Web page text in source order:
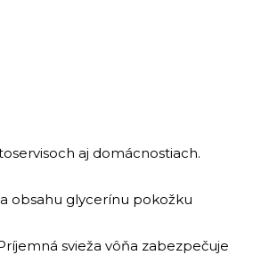
aj domácnostiach.
obsahu glycerínu pokožku
svieža vôňa zabezpečuje